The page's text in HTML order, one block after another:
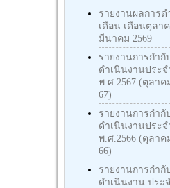
รายงานผลการ
เดือน เดือนตุลา
มีนาคม 2569
รายงานการกำ
ดำเนินงานประ
พ.ศ.2567 (ตุลา
67)
รายงานการกำ
ดำเนินงานประ
พ.ศ.2566 (ตุลา
66)
รายงานการกำ
ดำเนินงาน ประ